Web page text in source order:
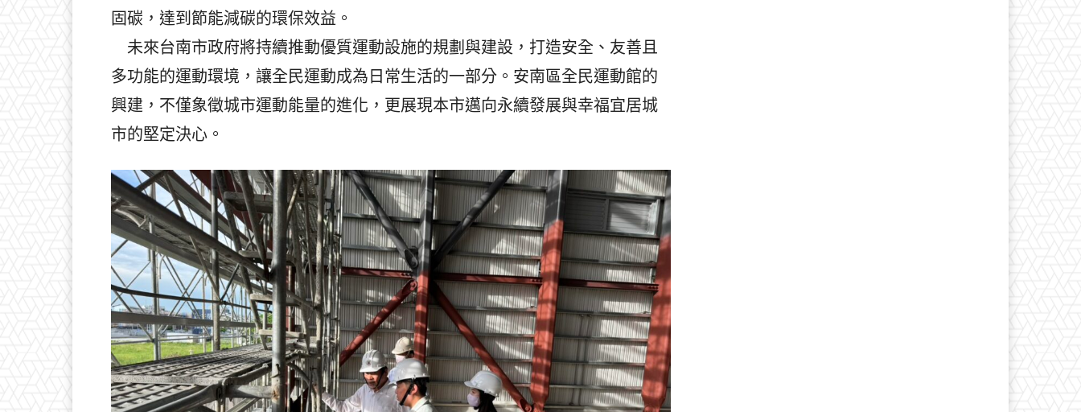
固碳，達到節能減碳的環保效益。
未來台南市政府將持續推動優質運動設施的規劃與建設，打造安全、友善且
多功能的運動環境，讓全民運動成為日常生活的一部分。安南區全民運動館的
興建，不僅象徵城市運動能量的進化，更展現本市邁向永續發展與幸福宜居城
市的堅定決心。